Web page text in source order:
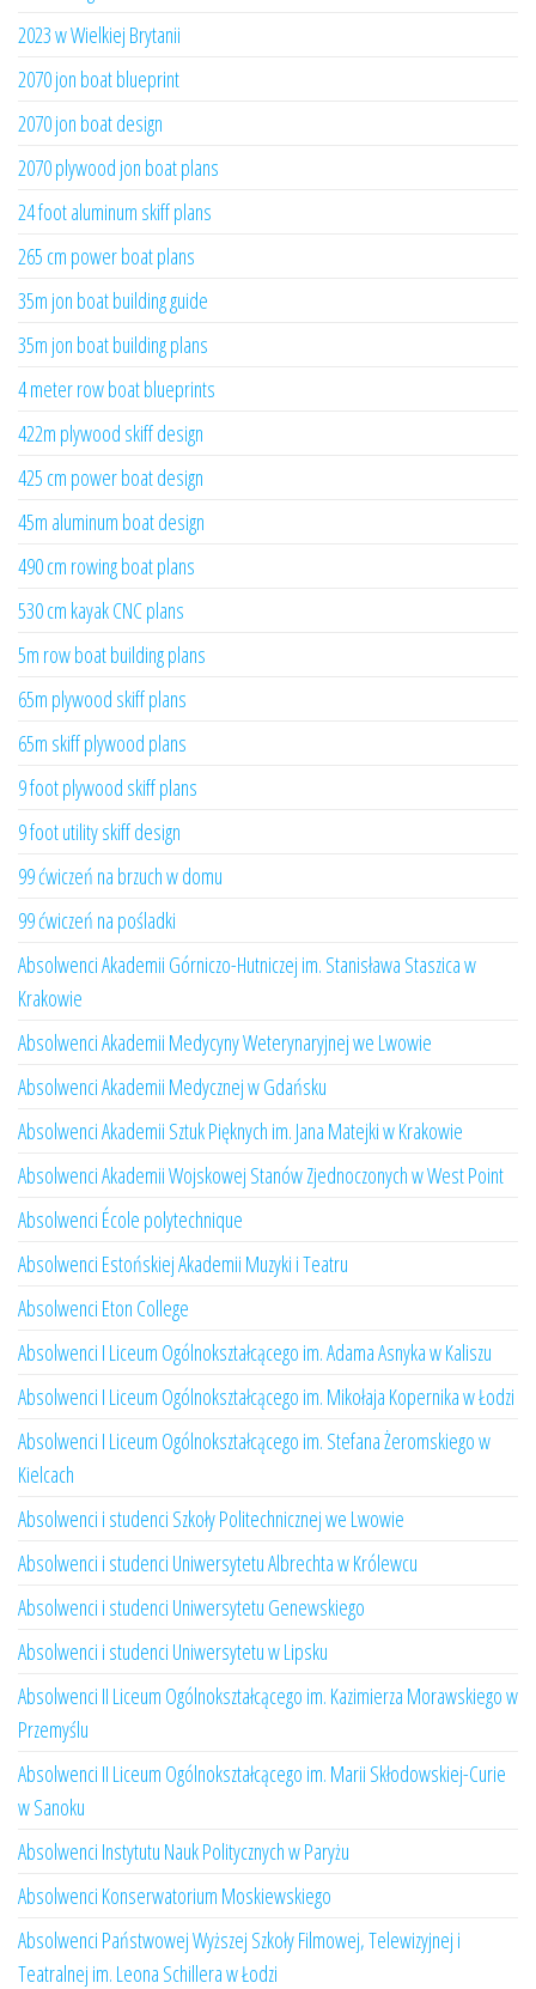
2023 w Wielkiej Brytanii
2070 jon boat blueprint
2070 jon boat design
2070 plywood jon boat plans
24 foot aluminum skiff plans
265 cm power boat plans
35m jon boat building guide
35m jon boat building plans
4 meter row boat blueprints
422m plywood skiff design
425 cm power boat design
45m aluminum boat design
490 cm rowing boat plans
530 cm kayak CNC plans
5m row boat building plans
65m plywood skiff plans
65m skiff plywood plans
9 foot plywood skiff plans
9 foot utility skiff design
99 ćwiczeń na brzuch w domu
99 ćwiczeń na pośladki
Absolwenci Akademii Górniczo-Hutniczej im. Stanisława Staszica w
Krakowie
Absolwenci Akademii Medycyny Weterynaryjnej we Lwowie
Absolwenci Akademii Medycznej w Gdańsku
Absolwenci Akademii Sztuk Pięknych im. Jana Matejki w Krakowie
Absolwenci Akademii Wojskowej Stanów Zjednoczonych w West Point
Absolwenci École polytechnique
Absolwenci Estońskiej Akademii Muzyki i Teatru
Absolwenci Eton College
Absolwenci I Liceum Ogólnokształcącego im. Adama Asnyka w Kaliszu
Absolwenci I Liceum Ogólnokształcącego im. Mikołaja Kopernika w Łodzi
Absolwenci I Liceum Ogólnokształcącego im. Stefana Żeromskiego w
Kielcach
Absolwenci i studenci Szkoły Politechnicznej we Lwowie
Absolwenci i studenci Uniwersytetu Albrechta w Królewcu
Absolwenci i studenci Uniwersytetu Genewskiego
Absolwenci i studenci Uniwersytetu w Lipsku
Absolwenci II Liceum Ogólnokształcącego im. Kazimierza Morawskiego w
Przemyślu
Absolwenci II Liceum Ogólnokształcącego im. Marii Skłodowskiej-Curie
w Sanoku
Absolwenci Instytutu Nauk Politycznych w Paryżu
Absolwenci Konserwatorium Moskiewskiego
Absolwenci Państwowej Wyższej Szkoły Filmowej, Telewizyjnej i
Teatralnej im. Leona Schillera w Łodzi